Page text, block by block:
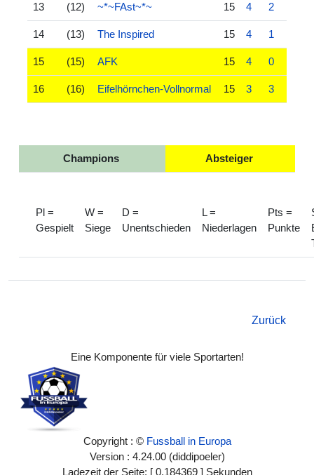
13 (12) ~*~FAst~*~ 15 4 2
14 (13) The Inspired 15 4 1
15 (15) AFK 15 4 0
16 (16) Eifelhörnchen-Vollnormal 15 3 3
Champions Absteiger
Pl =
Gespielt
W =
Siege
D =
Unentschieden
L =
Niederlagen
Pts =
Punkte
Zurück
Eine Komponente für viele Sportarten!
Copyright : © Fussball in Europa
Version : 4.24.00 (diddipoeler)
Ladezeit der Seite: [ 0.184369 ] Sekunden